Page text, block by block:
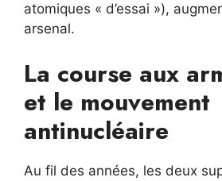
atomiques « d’essai »),
arsenal.
La course aux
et le mouvement
antinucléaire
Au fil des années, les deux